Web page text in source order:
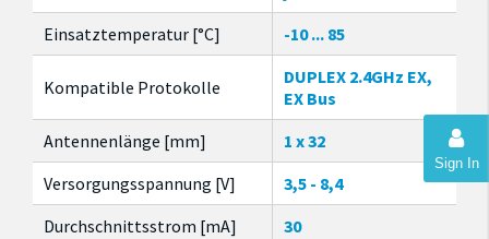
Sign In
Einsatztemperatur [°C]
-10 ... 85
Kompatible Protokolle
DUPLEX 2.4GHz EX,
EX Bus
Antennenlänge [mm]
1 x 32
Versorgungsspannung [V]
3,5 - 8,4
Durchschnittsstrom [mA]
30